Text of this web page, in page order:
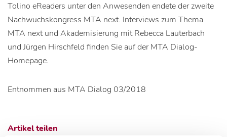
Tolino eReaders unter den Anwesenden endete der zweite
Nachwuchskongress MTA next. Interviews zum Thema
MTA next und Akademisierung mit Rebecca Lauterbach
und Jürgen Hirschfeld finden Sie auf der MTA Dialog-
Homepage.
Entnommen aus MTA Dialog 03/2018
Artikel teilen